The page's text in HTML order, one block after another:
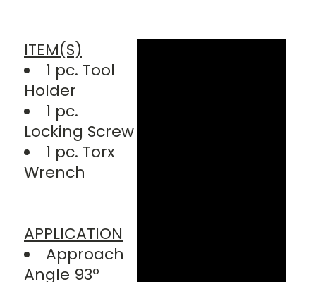
ITEM(S)
1 pc. Tool
Holder
1 pc.
Locking Screw
1 pc. Torx
Wrench
APPLICATION
Approach
Angle 93º